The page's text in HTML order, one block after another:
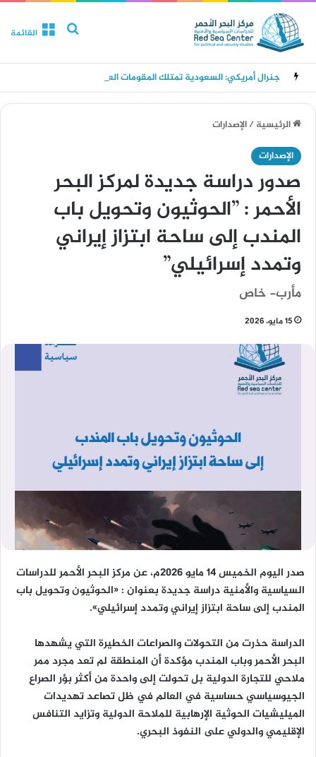
القائمةبحث عن
الرئيسية/الإصدارات
الإصدارات
صدور دراسة جديدة لمركز البحر
الأحمر : ”الحوثيون وتحويل باب
المندب إلى ساحة ابتزاز إيراني
وتمدد إسرائيلي”
مأرب- خاص
15 مايو، 2026
صدر اليوم الخميس 14 مايو 2026م، عن مركز البحر الأحمر للدراسات
السياسية والأمنية دراسة جديدة بعنوان : «الحوثيون وتحويل باب
المندب إلى ساحة ابتزاز إيراني وتمدد إسرائيلي».
الدراسة حذرت من التحولات والصراعات الخطيرة التي يشهدها
البحر الأحمر وباب المندب مؤكدة أن المنطقة لم تعد مجرد ممر
ملاحي للتجارة الدولية بل تحولت إلى واحدة من أكثر بؤر الصراع
الجيوسياسي حساسية في العالم في ظل تصاعد تهديدات
الميليشيات الحوثية الإرهابية للملاحة الدولية وتزايد التنافس
الإقليمي والدولي على النفوذ البحري.